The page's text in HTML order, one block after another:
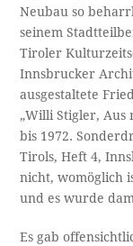
Neubau so
seinem
Tiroler
Innsbrucker
ausgestaltete
„Willi Stigler, Aus
bis 1972.
Tirols, Heft 4,
nicht, womöglich
und es wurde
Es gab